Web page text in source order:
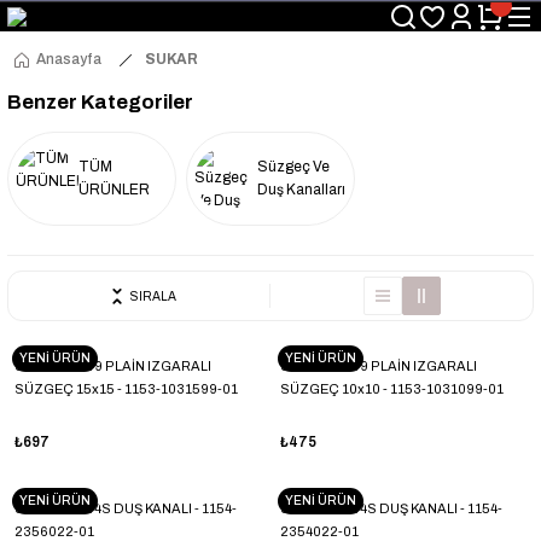
Üyelerimize Özel "uye2026" Koduyla Sepette Ekstra %3 İndirim
KAZAN-KASKAD İÇİN TEK ADRES
Anasayfa
SUKAR
Benzer Kategoriler
TÜM
ÜRÜNLER
Süzgeç Ve
Duş Kanalları
SIRALA
YENİ ÜRÜN
SUKAR LINE 9 PLAİN IZGARALI
SÜZGEÇ 15x15 - 1153-1031599-01
₺697
YENİ ÜRÜN
SUKAR LINE 9 PLAİN IZGARALI
SÜZGEÇ 10x10 - 1153-1031099-01
₺475
YENİ ÜRÜN
SUKAR LİNE 4S DUŞ KANALI - 1154-
2356022-01
YENİ ÜRÜN
SUKAR LİNE 4S DUŞ KANALI - 1154-
2354022-01